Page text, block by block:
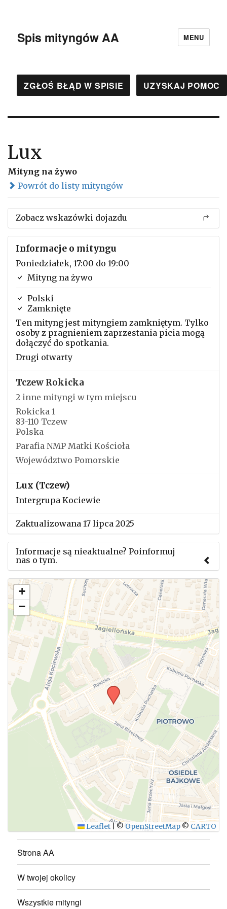
Spis mityngów AA MENU
ZGŁOŚ BŁĄD W SPISIE UZYSKAJ POMOC
Lux
Mityng na żywo
Powrót do listy mityngów
Zobacz wskazówki dojazdu
Informacje o mityngu
Poniedziałek, 17:00 do 19:00
Mityng na żywo
Polski
Zamknięte
Ten mityng jest mityngiem zamkniętym. Tylko
osoby z pragnieniem zaprzestania picia mogą
dołączyć do spotkania.
Drugi otwarty
Tczew Rokicka
2 inne mityngi w tym miejscu
Rokicka 1
83-110 Tczew
Polska
Parafia NMP Matki Kościoła
Województwo Pomorskie
Lux (Tczew)
Intergrupa Kociewie
Zaktualizowana 17 lipca 2025
Informacje są nieaktualne? Poinformuj
nas o tym.
Użyj tego formularza aby przesłać informację o
zmianach w powyższym mityngu.
WYŚLIJ
+
−
Leaflet © OpenStreetMap © CARTO
Strona AA
W twojej okolicy
Wszystkie mityngi